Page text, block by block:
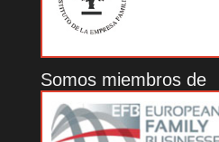
Somos miembros de